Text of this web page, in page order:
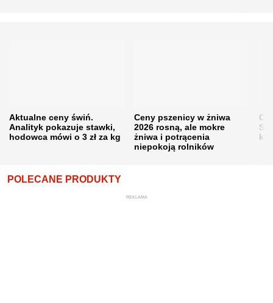
Aktualne ceny świń.
Analityk pokazuje stawki,
hodowca mówi o 3 zł za kg
Ceny pszenicy w żniwa
2026 rosną, ale mokre
żniwa i potrącenia
niepokoją rolników
POLECANE PRODUKTY
REKLAMA